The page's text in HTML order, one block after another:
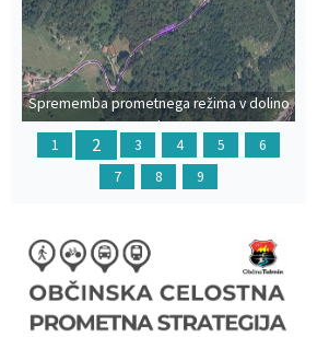
Sprememba prometnega režima v dolino
Polog
Prejšnja
1 2 3 4 5
6
7
8 9